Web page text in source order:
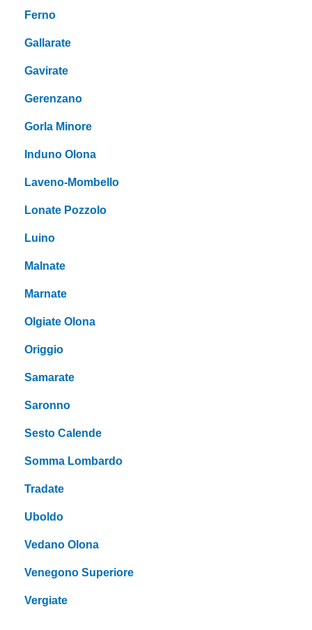
Ferno
Gallarate
Gavirate
Gerenzano
Gorla Minore
Induno Olona
Laveno-Mombello
Lonate Pozzolo
Luino
Malnate
Marnate
Olgiate Olona
Origgio
Samarate
Saronno
Sesto Calende
Somma Lombardo
Tradate
Uboldo
Vedano Olona
Venegono Superiore
Vergiate